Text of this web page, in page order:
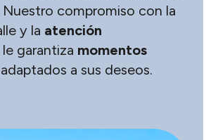
Nuestro compromiso con la
y la atención
le garantiza momentos
a sus deseos.